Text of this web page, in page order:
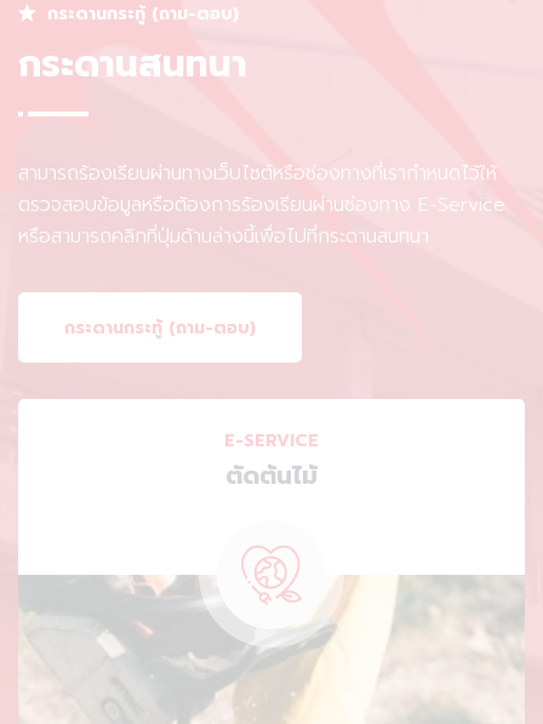
กระดานกระทู้ (ถาม-ตอบ)
กระดานสนทนา
สามารถร้องเรียนผ่านทางเว็บไซต์หรือช่องทางที่เรากำหนดไว้ให้
ตรวจสอบข้อมูลหรือต้องการร้องเรียนผ่านช่องทาง E-Service
หรือสามารถคลิกที่ปุ่มด้านล่างนี้เพื่อไปที่กระดานสนทนา
กระดานกระทู้ (ถาม-ตอบ)